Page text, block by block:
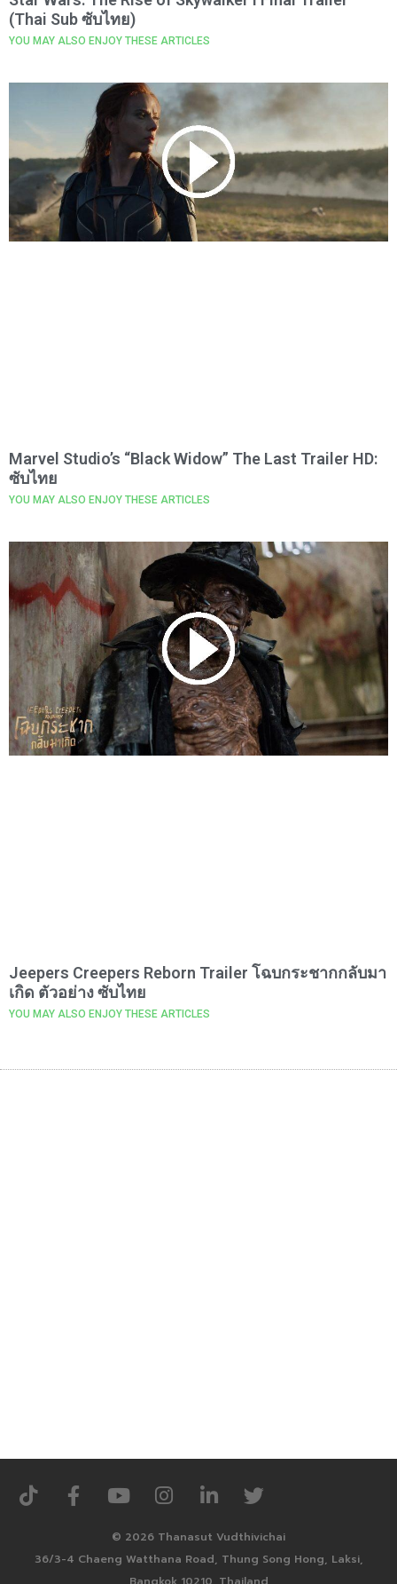
(Thai Sub ซับไทย)
YOU MAY ALSO ENJOY THESE ARTICLES
Marvel Studio’s “Black Widow” The Last Trailer HD:
ซับไทย
YOU MAY ALSO ENJOY THESE ARTICLES
Jeepers Creepers Reborn Trailer โฉบกระชากกลับมา
เกิด ตัวอย่าง ซับไทย
YOU MAY ALSO ENJOY THESE ARTICLES
© 2026 Thanasut Vudthivichai
36/3-4 Chaeng Watthana Road, Thung Song Hong, Laksi,